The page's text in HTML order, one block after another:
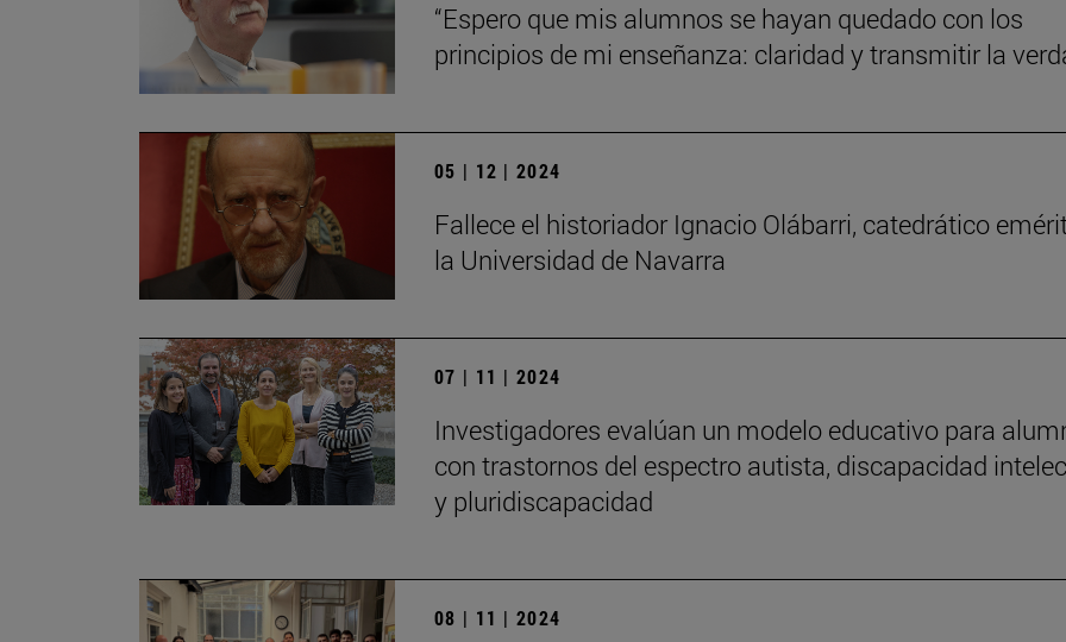
“Espero que mis alumnos se hayan quedado con los
principios de mi enseñanza: claridad y transmitir la
05 | 12 | 2024
Fallece el historiador Ignacio Olábarri, catedrático
la Universidad de Navarra
07 | 11 | 2024
Investigadores evalúan un modelo educativo para
con trastornos del espectro autista, discapacidad
y pluridiscapacidad
08 | 11 | 2024